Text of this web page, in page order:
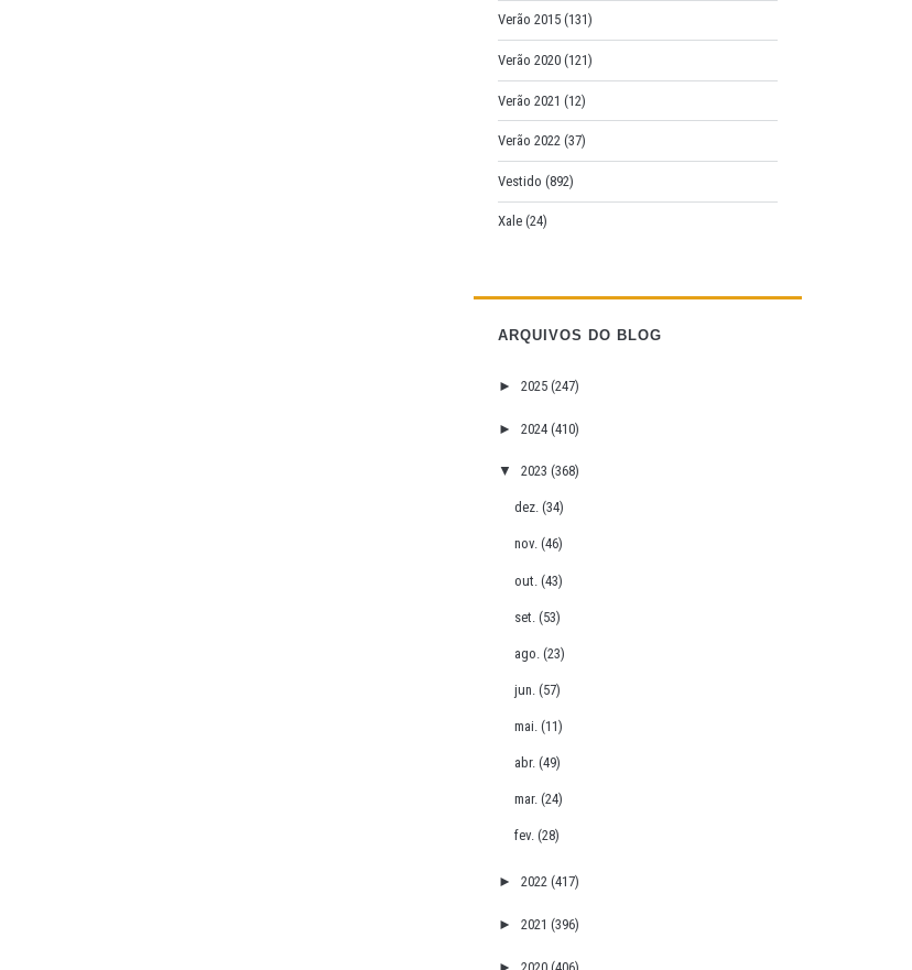
Verão 2015 (131)
Verão 2020 (121)
Verão 2021 (12)
Verão 2022 (37)
Vestido (892)
Xale (24)
ARQUIVOS DO BLOG
► 2025 (247)
► 2024 (410)
▼ 2023 (368)
dez.(34)
nov.(46)
out.(43)
set.(53)
ago.(23)
jun.(57)
mai.(11)
abr.(49)
mar.(24)
fev.(28)
► 2022 (417)
► 2021 (396)